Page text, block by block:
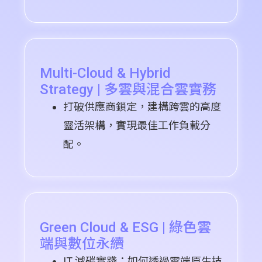
Multi-Cloud & Hybrid
Strategy | 多雲與混合雲實務
打破供應商鎖定，建構跨雲的高度
靈活架構，實現最佳工作負載分
配。
Green Cloud & ESG | 綠色雲
端與數位永續